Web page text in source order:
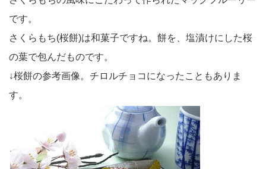
です。
さくらもち(桜餅)は和菓子ですね。餅を、塩漬けにした桜
の葉で包んだものです。
↓桜餅の参考画像。チロルチョコになったこともありま
す。